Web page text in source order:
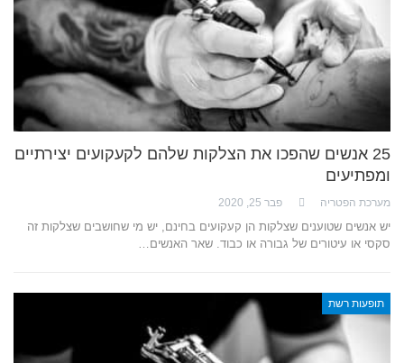
25 אנשים שהפכו את הצלקות שלהם לקעקועים יצירתיים
ומפתיעים
מערכת הפטריה פבר 25, 2020
יש אנשים שטוענים שצלקות הן קעקועים בחינם, יש מי שחושבים שצלקות זה
סקסי או עיטורים של גבורה או כבוד. שאר האנשים…
תופעות רשת